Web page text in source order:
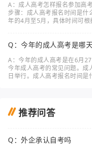
A：成人高考怎样报名参加高
步骤：成人高考报名时间是什
年的4月至5月，具体时间可
Q：今年的成人高考是哪
A：今年的成人高考是在6月
今年成人高考的常见问题。
日举行。成人高考报名时间是
推荐问答
Q：外企承认自考吗